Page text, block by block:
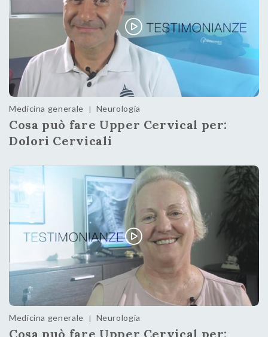
Medicina generale | Neurologia
Cosa può fare Upper Cervical per:
Dolori Cervicali
Medicina generale | Neurologia
Cosa può fare Upper Cervical per: